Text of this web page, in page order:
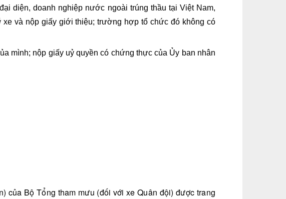
diện, doanh nghiệp nước ngoài trúng thầu tại Việt Nam,
và nộp giấy giới thiệu; trường hợp tổ chức đó không có
mình; nộp giấy uỷ quyền có chứng thực của Ủy ban nhân
của Bộ Tổng tham mưu (đối với xe Quân đội) được trang